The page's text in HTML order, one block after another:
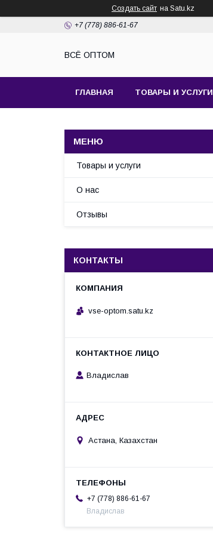
Создать сайт на Satu.kz
+7 (778) 886-61-67
ВСЁ ОПТОМ
ГЛАВНАЯ ТОВАРЫ И УСЛУГИ
Товары и услуги
О нас
Отзывы
КОНТАКТЫ
vse-optom.satu.kz
Владислав
Астана, Казахстан
+7 (778) 886-61-67
Владислав